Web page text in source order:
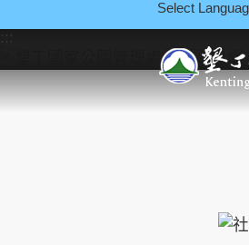
Select
:::